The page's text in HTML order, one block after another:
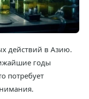
действий в Азию.
годы
потребует